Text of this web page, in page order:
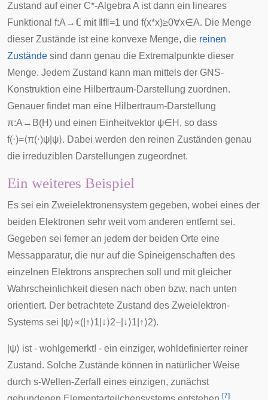
Zustand auf einer C*-Algebra A ist dann ein lineares
Funktional f:A → ℂ mit f‖ =1 und f(x*x)≥0∀x∈A. Die Menge
dieser Zustände ist eine konvexe Menge, die reinen
Zustände sind dann genau die Extremalpunkte dieser
Menge. Jedem Zustand kann man mittels der GNS-
Konstruktion eine Hilbertraum-Darstellung zuordnen.
Genauer findet man eine Hilbertraum-Darstellung
π:A → B(H) und einen Einheitvektor ψ∈H , so dass
f(⋅)=⟨π(⋅)ψ ψ⟩. Dabei werden den reinen Zuständen genau
die irreduziblen Darstellungen zugeordnet.
Ein weiteres Beispiel
Es sei ein Zweielektronensystem gegeben, wobei eines der
beiden Elektronen sehr weit vom anderen entfernt sei.
Gegeben sei ferner an jedem der beiden Orte eine
Messapparatur, die nur auf die Spineigenschaften des
einzelnen Elektrons ansprechen soll und mit gleicher
Wahrscheinlichkeit diesen nach oben bzw. nach unten
orientiert. Der betrachtete Zustand des Zweielektron-
Systems sei ψ⟩∝( ↑⟩1 ↓⟩2− ↓⟩1 ↑⟩2).
ψ⟩ ist - wohlgemerkt! - ein einziger, wohldefinierter reiner
Zustand. Solche Zustände können in natürlicher Weise
durch s-Wellen-Zerfall eines einzigen, zunächst
[7]